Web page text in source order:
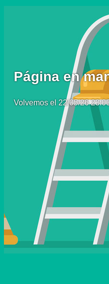
Página en
Volvemos el 22/05/26